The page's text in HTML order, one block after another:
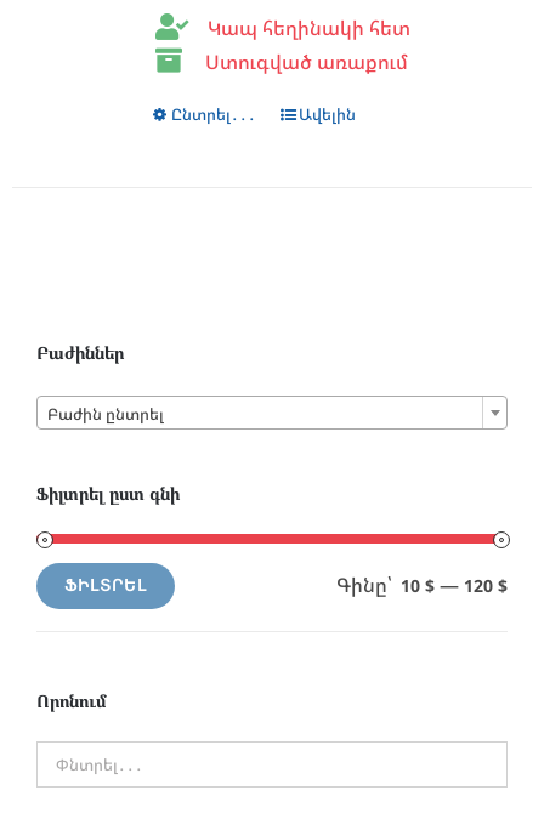
Կապ հեղինակի հետ
Ստուգված առաքում
Ընտրել․․․
This
the
Ավելին
Բաժիններ
Բաժին ընտրել
Ֆիլտրել ըստ գնի
Min
MaxՖԻԼՏՐԵԼ Գինը՝ 10 $ — 120 $
Որոնում